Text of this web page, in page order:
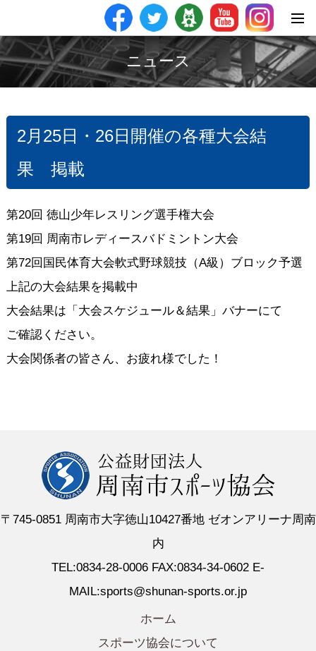
ニュース
2月25日・26日開催の各種大会結
果 掲載
第20回 徳山少年レスリング選手権大会
第19回 周南市レディースバドミントン大会
第72回国民体育大会軟式野球競技（A級）ブロック予選
上記の大会結果を掲載中
大会結果は「大会スケジュール＆結果」バナーにて
ご確認ください。
大会関係者の皆さん、お疲れ様でした！
〒745-0851 周南市大字徳山10427番地 ゼオンアリーナ周南
内
TEL:0834-28-0006 FAX:0834-34-0602 E-
MAIL:sports@shunan-sports.or.jp
ホーム
スポーツ協会について